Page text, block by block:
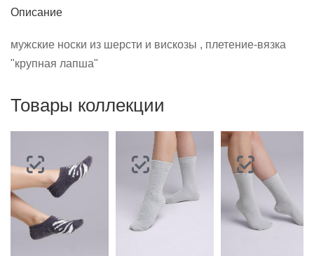
Описание
мужские носки из шерсти и вискозы , плетение-вязка
"крупная лапша"
Товары коллекции